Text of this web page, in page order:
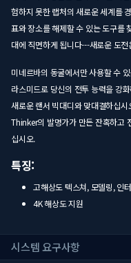
험하지 못한 랩처의 새로운 세계를
표와 장소를 해제할 수 있는 도구를
대에 직면하게 됩니다---새로운 도
미네르바의 동굴에서만 사용할 수
라스미드로 당신의 전투 능력을 강
새로운 랜서 빅대디와 맞대결하십
Thinker의 발명가가 만든 잔혹하고
십시오.
특징:
고해상도 텍스쳐, 모델링, 인
4K 해상도 지원
시스템 요구사항